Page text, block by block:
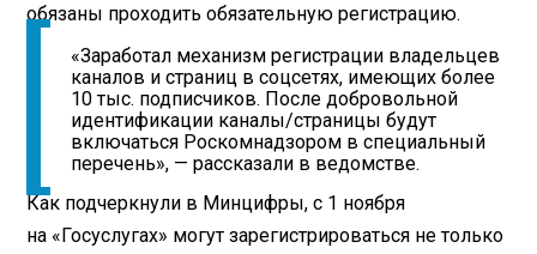
обязаны проходить обязательную регистрацию.
«Заработал механизм регистрации владельцев
каналов и страниц в соцсетях, имеющих более
10 тыс. подписчиков. После добровольной
идентификации каналы/страницы будут
включаться Роскомнадзором в специальный
перечень», — рассказали в ведомстве.
Как подчеркнули в Минцифры, с 1 ноября
на «Госуслугах» могут зарегистрироваться не только